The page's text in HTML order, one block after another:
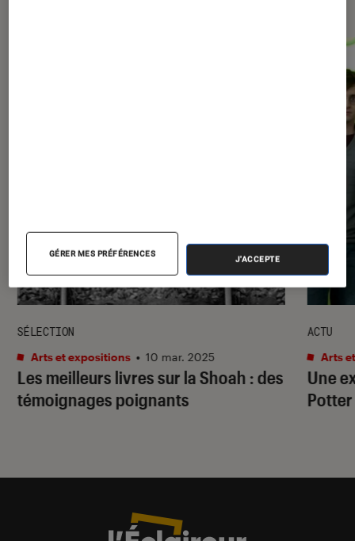
Les meilleurs livres sur la Shoah : des
témoignages poignants
SÉLECTION
Arts et expositions • 10 mar. 2025
Une
ACTU
Arts
GÉRER MES PRÉFÉRENCES
J'ACCEPTE